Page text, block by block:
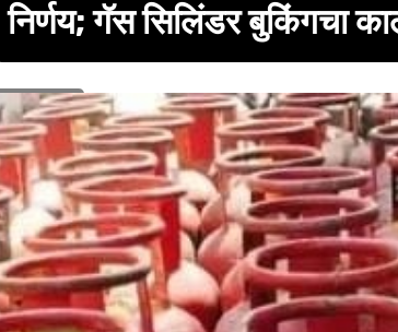
निर्णय; गॅस सिलिंडर बुकिंगचा
1 min read